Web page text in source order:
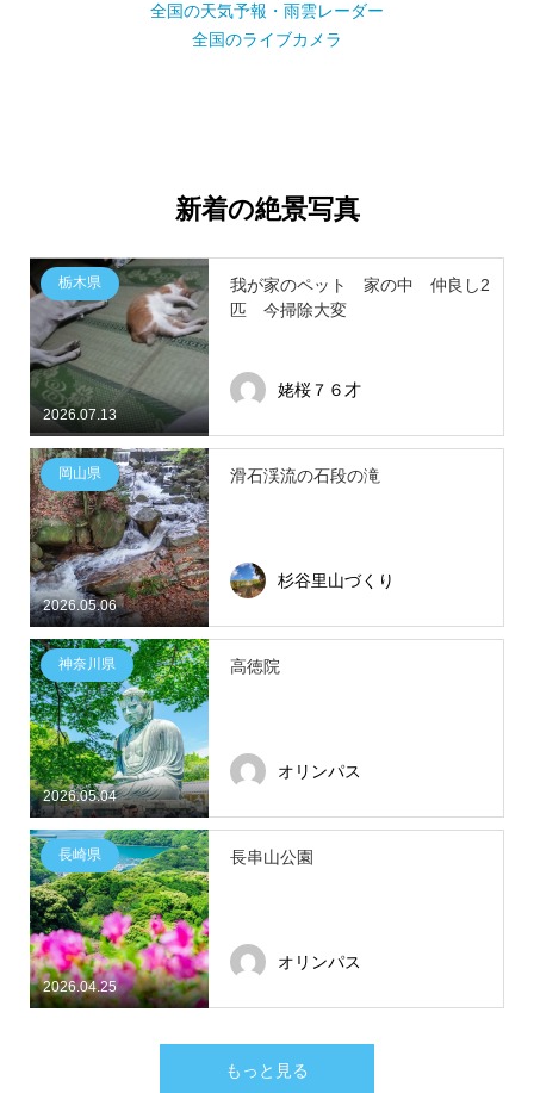
全国の天気予報・雨雲レーダー
全国のライブカメラ
新着の絶景写真
2026.07.13
栃木県
我が家のペット 家の中 仲良し2
匹 今掃除大変
姥桜７６才
2026.05.06
岡山県 滑石渓流の石段の滝
杉谷里山づくり
2026.05.04
神奈川県 高徳院
オリンパス
2026.04.25
長崎県 長串山公園
オリンパス
もっと見る